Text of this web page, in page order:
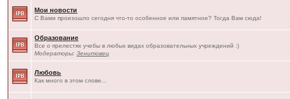
Мои новости
С Вами произошло сегодня что-то особенное или памятное? Тогда Вам сюда!
Образование
Все о прелестях учебы в любых видах образовательных учреждений :)
Модераторы:Зенитовец
Любовь
Как много в этом слове...